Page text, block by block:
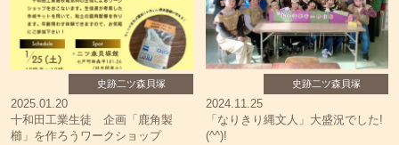
史跡二ツ森貝塚
2025.01.20
十和田工業生徒 企画「鹿角製
櫛」を作ろうワークショップ
史跡二ツ森貝塚
2024.11.25
「なりきり縄文人」大盛況でした!
(^^)!